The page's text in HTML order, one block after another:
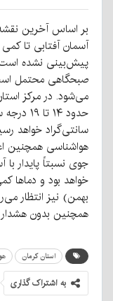
بر اساس آخرین
آسمان آفتابی تا
پیش‌بینی نشده
صبحگاهی محتمل
می‌شود. در مرکز
سانتی‌گراد خواهد
جوی نسبتاً پایدار
بهمن) نیز انتظار
همچنین بدون هشدار
استان کرمان
به اشتراک گذاری